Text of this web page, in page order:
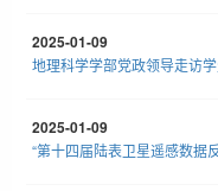
2025-01-09
地理科学学部党政领导走访
2025-01-09
“第十四届陆表卫星遥感数据